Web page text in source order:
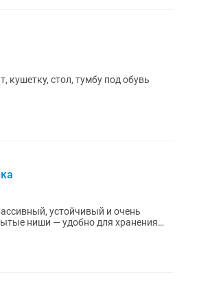
стол, тумбу под обувь
устойчивый и очень